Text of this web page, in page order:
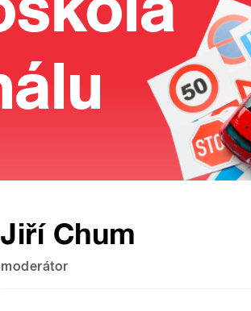
Jiří Chum
moderátor